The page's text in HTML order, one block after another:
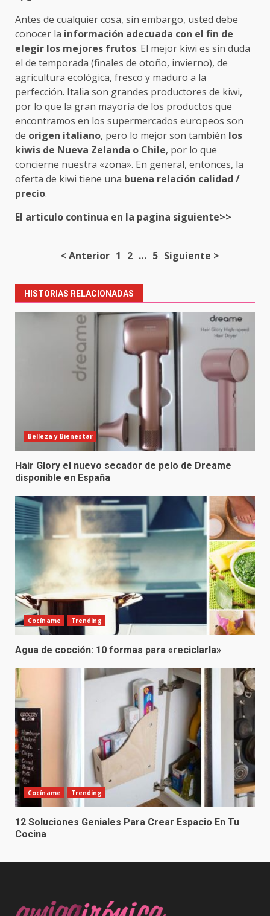
Antes de cualquier cosa, sin embargo, usted debe
conocer la información adecuada con el fin de
elegir los mejores frutos. El mejor kiwi es sin duda
el de temporada (finales de otoño, invierno), de
agricultura ecológica, fresco y maduro a la
perfección. Italia son grandes productores de kiwi,
por lo que la gran mayoría de los productos que
encontramos en los supermercados europeos son
de origen italiano, pero lo mejor son también los
kiwis de Nueva Zelanda o Chile, por lo que
concierne nuestra «zona». En general, entonces, la
oferta de kiwi tiene una buena relación calidad /
precio.
El articulo continua en la pagina siguiente>>
< Anterior 1 2 … 5 Siguiente >
HISTORIAS RELACIONADAS
Belleza y Bienestar
Hair Glory el nuevo secador de pelo de Dreame
disponible en España
Cocíname Trending
Agua de cocción: 10 formas para «reciclarla»
Cocíname Trending
12 Soluciones Geniales Para Crear Espacio En Tu
Cocina